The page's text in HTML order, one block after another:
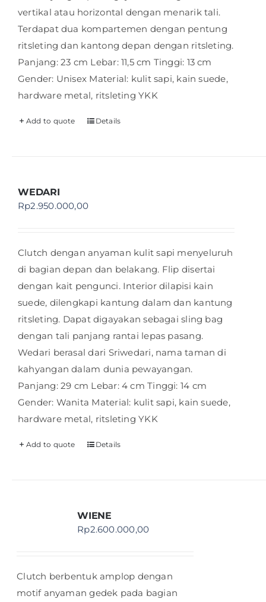
vertikal atau horizontal dengan menarik tali.
Terdapat dua kompartemen dengan pentung
ritsleting dan kantong depan dengan ritsleting.
Panjang: 23 cm Lebar: 11,5 cm Tinggi: 13 cm
Gender: Unisex Material: kulit sapi, kain suede,
hardware metal, ritsleting YKK
Add to quote Details
WEDARI
Rp2.950.000,00
Clutch dengan anyaman kulit sapi menyeluruh
di bagian depan dan belakang. Flip disertai
dengan kait pengunci. Interior dilapisi kain
suede, dilengkapi kantung dalam dan kantung
ritsleting. Dapat digayakan sebagai sling bag
dengan tali panjang rantai lepas pasang.
Wedari berasal dari Sriwedari, nama taman di
kahyangan dalam dunia pewayangan.
Panjang: 29 cm Lebar: 4 cm Tinggi: 14 cm
Gender: Wanita Material: kulit sapi, kain suede,
hardware metal, ritsleting YKK
Add to quote Details
WIENE
Rp2.600.000,00
Clutch berbentuk amplop dengan
motif anyaman gedek pada bagian